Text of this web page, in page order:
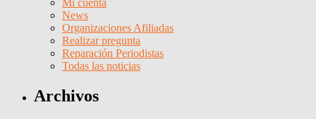
Mi cuenta
News
Organizaciones Afiliadas
Realizar pregunta
Reparación Periodistas
Todas las noticias
Archivos